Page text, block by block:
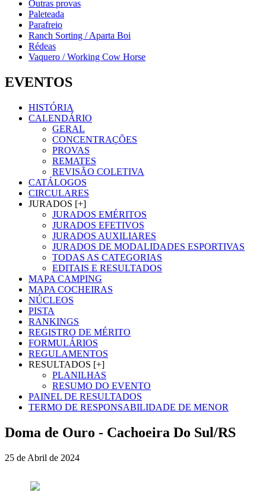
Outras provas
Paleteada
Parafreio
Ranch Sorting / Aparta Boi
Rédeas
Vaquero / Working Cow Horse
EVENTOS
HISTÓRIA
CALENDÁRIO
GERAL
CONCENTRAÇÕES
PROVAS
REMATES
REVISÃO COLETIVA
CATÁLOGOS
CIRCULARES
JURADOS [+]
JURADOS EMÉRITOS
JURADOS EFETIVOS
JURADOS AUXILIARES
JURADOS DE MODALIDADES ESPORTIVAS
TODAS AS CATEGORIAS
EDITAIS E RESULTADOS
MAPA CAMPING
MAPA COCHEIRAS
NÚCLEOS
PISTA
RANKINGS
REGISTRO DE MÉRITO
FORMULÁRIOS
REGULAMENTOS
RESULTADOS [+]
PLANILHAS
RESUMO DO EVENTO
PAINEL DE RESULTADOS
TERMO DE RESPONSABILIDADE DE MENOR
Doma de Ouro - Cachoeira Do Sul/RS
25 de Abril de 2024